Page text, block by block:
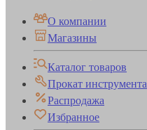
О компании
Магазины
Каталог товаров
Прокат инструмента
Распродажа
Избранное